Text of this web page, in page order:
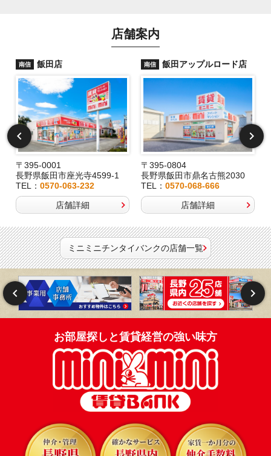
店舗案内
南信 飯田店
〒395-0001
長野県飯田市座光寺4599-1
TEL： 0570-063-232
店舗詳細
南信 飯田アップルロード店
〒395-0804
長野県飯田市鼎名古熊2030
TEL：0570-068-666
店舗詳細
ミニミニチンタイバンクの店舗一覧
お部屋探しと賃貸経営の強い味方